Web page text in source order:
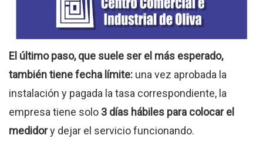
El último paso, que suele ser el más esperado,
también tiene fecha límite: una vez aprobada la
instalación y pagada la tasa correspondiente, la
empresa tiene solo 3 días hábiles para colocar el
medidory dejar el servicio funcionando.